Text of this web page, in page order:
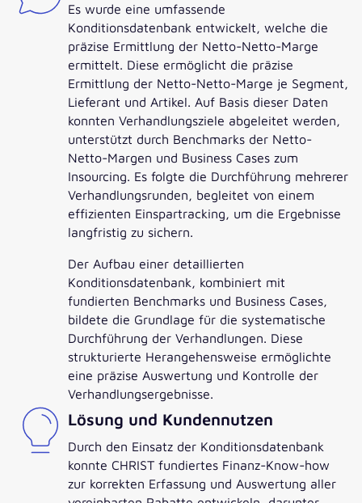
Es wurde eine umfassende
Konditionsdatenbank entwickelt, welche die
präzise Ermittlung der Netto-Netto-Marge
ermittelt. Diese ermöglicht die präzise
Ermittlung der Netto-Netto-Marge je Segment,
Lieferant und Artikel. Auf Basis dieser Daten
konnten Verhandlungsziele abgeleitet werden,
unterstützt durch Benchmarks der Netto-
Netto-Margen und Business Cases zum
Insourcing. Es folgte die Durchführung mehrerer
Verhandlungsrunden, begleitet von einem
effizienten Einspartracking, um die Ergebnisse
langfristig zu sichern.
Der Aufbau einer detaillierten
Konditionsdatenbank, kombiniert mit
fundierten Benchmarks und Business Cases,
bildete die Grundlage für die systematische
Durchführung der Verhandlungen. Diese
strukturierte Herangehensweise ermöglichte
eine präzise Auswertung und Kontrolle der
Verhandlungsergebnisse.
Lösung und Kundennutzen
Durch den Einsatz der Konditionsdatenbank
konnte CHRIST fundiertes Finanz-Know-how
zur korrekten Erfassung und Auswertung aller